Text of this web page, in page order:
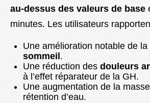
au-dessus des valeurs de base
minutes. Les utilisateurs
Une amélioration notable de la
sommeil .
Une réduction des douleurs
à l’effet réparateur de la GH.
Une augmentation de la
rétention d’eau.